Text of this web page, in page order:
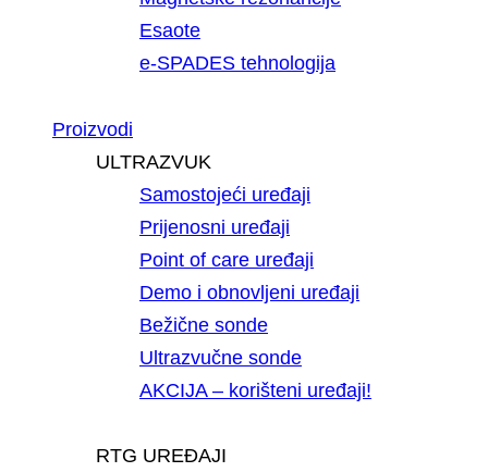
Esaote
e-SPADES tehnologija
Proizvodi
ULTRAZVUK
Samostojeći uređaji
Prijenosni uređaji
Point of care uređaji
Demo i obnovljeni uređaji
Bežične sonde
Ultrazvučne sonde
AKCIJA – korišteni uređaji!
RTG UREĐAJI